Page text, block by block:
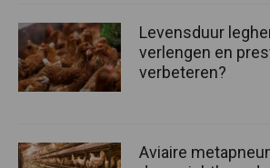
Levensduur
verlengen en
verbeteren?
Aviaire